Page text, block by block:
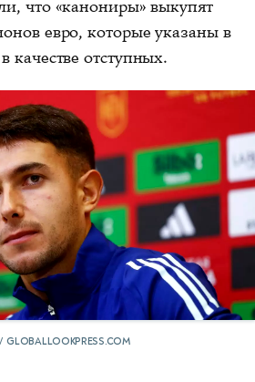
что «канониры» выкупят
евро, которые указаны в
качестве отступных.
GLOBALLOOKPRESS.COM